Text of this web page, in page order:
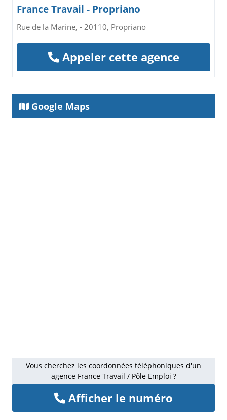
France Travail - Propriano
Rue de la Marine, - 20110, Propriano
Appeler cette agence
Google Maps
Vous cherchez les coordonnées téléphoniques d'un
agence France Travail / Pôle Emploi ?
Afficher le numéro